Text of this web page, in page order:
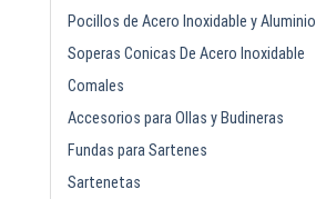
Pocillos de Acero Inoxidable y Aluminio
Soperas Conicas De Acero Inoxidable
Comales
Accesorios para Ollas y Budineras
Fundas para Sartenes
Sartenetas
50 X 17 Cm PROA